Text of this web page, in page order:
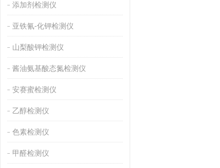
添加剂检测仪
亚铁氰-化钾检测仪
山梨酸钾检测仪
酱油氨基酸态氮检测仪
安赛蜜检测仪
乙醇检测仪
色素检测仪
甲醛检测仪